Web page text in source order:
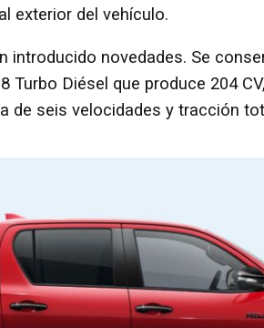
exterior del vehículo.
introducido novedades. Se
Turbo Diésel que produce 204
de seis velocidades y tracción